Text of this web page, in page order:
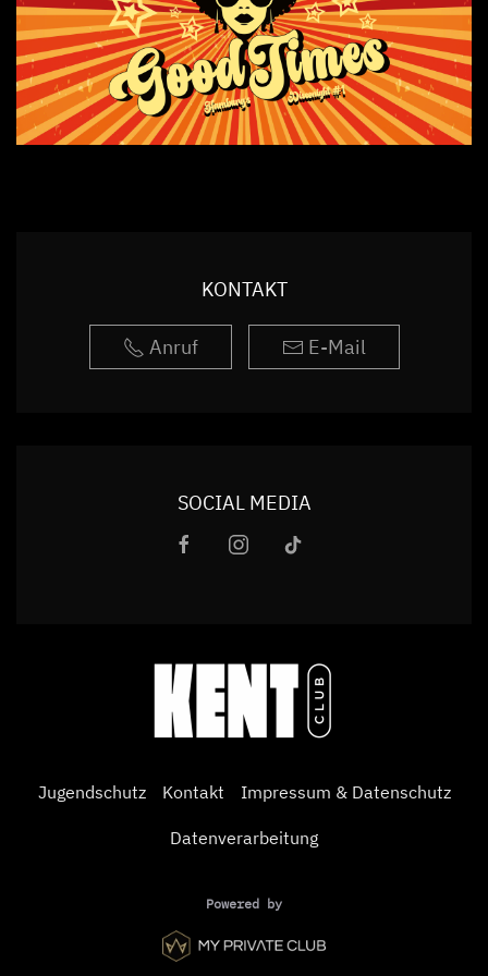
KONTAKT
Anruf E-Mail
SOCIAL MEDIA
Jugendschutz Kontakt Impressum & Datenschutz
Datenverarbeitung
Powered by